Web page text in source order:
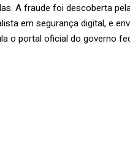
A fraude foi descoberta
em segurança digital, e
o portal oficial do governo